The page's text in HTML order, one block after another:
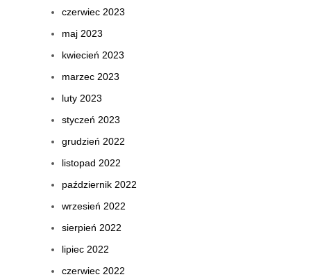
czerwiec 2023
maj 2023
kwiecień 2023
marzec 2023
luty 2023
styczeń 2023
grudzień 2022
listopad 2022
październik 2022
wrzesień 2022
sierpień 2022
lipiec 2022
czerwiec 2022